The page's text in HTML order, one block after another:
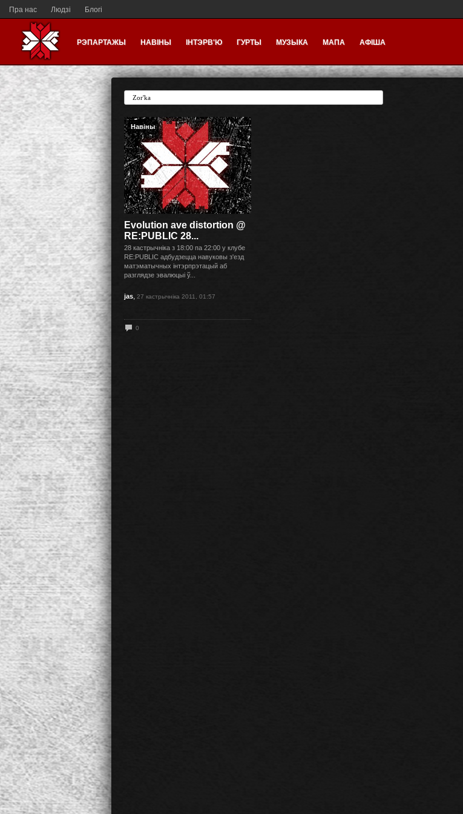
Пра нас Людзі Блогі
РЭПАРТАЖЫ НАВІНЫ ІНТЭРВ'Ю ГУРТЫ МУЗЫКА МАПА АФІША
Навіны
Evolution ave distortion @
RE:PUBLIC 28...
28 кастрычніка з 18:00 па 22:00 у клубе
RE:PUBLIC адбудзецца навуковы з'езд
матэматычных інтэрпрэтацый аб
разглядзе эвалюцыі ў...
jas, 27 кастрычніка 2011, 01:57
0